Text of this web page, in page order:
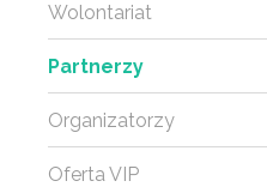
Wolontariat
Partnerzy
Organizatorzy
Oferta VIP